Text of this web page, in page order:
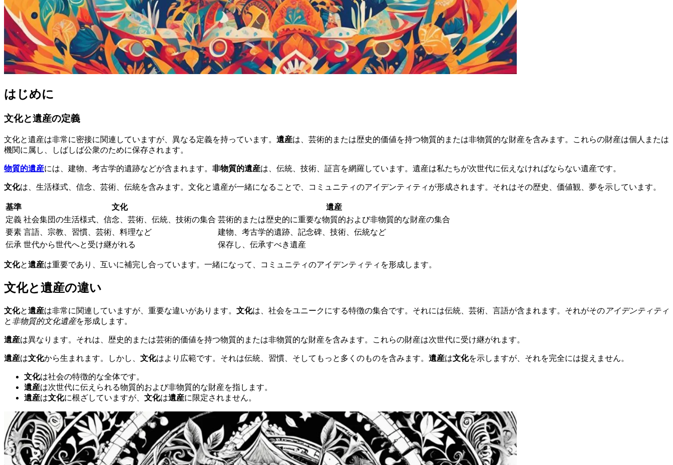
はじめに
文化と遺産の定義
文化と遺産は非常に密接に関連していますが、異なる定義を持っています。 遺産は、芸術的または歴史的価値を持つ物質的または非物質的な財産を含みます。これらの財産は個人または
機関に属し、しばしば公衆のために保存されます。
物質的遺産には、建物、考古学的遺跡などが含まれます。 非物質的遺産は、伝統、技術、証言を網羅しています。遺産は私たちが次世代に伝えなければならない遺産です。
文化は、生活様式、信念、芸術、伝統を含みます。文化と遺産が一緒になることで、コミュニティのアイデンティティが形成されます。それはその歴史、価値観、夢を示しています。
基準 文化
遺産
定義 社会集団の生活様式、信念、芸術、伝統、技術の集合 芸術的または歴史的に重要な物質的および非物質的な財産の集合
要素 言語、宗教、習慣、芸術、料理など
建物、考古学的遺跡、記念碑、技術、伝統など
伝承 世代から世代へと受け継がれる 保存し、伝承すべき遺産
文化と遺産は重要であり、互いに補完し合っています。一緒になって、コミュニティのアイデンティティを形成します。
文化と遺産の違い
文化と遺産は非常に関連していますが、重要な違いがあります。 文化は、社会をユニークにする特徴の集合です。それには伝統、芸術、言語が含まれます。それがその アイデンティティ
と 非物質的文化遺産を形成します。
遺産は異なります。それは、歴史的または芸術的価値を持つ物質的または非物質的な財産を含みます。これらの財産は次世代に受け継がれます。
遺産は文化から生まれます。しかし、 文化はより広範です。それは伝統、習慣、そしてもっと多くのものを含みます。 遺産は文化を示しますが、それを完全には捉えません。
文化は社会の特徴的な全体です。
遺産は次世代に伝えられる物質的および非物質的な財産を指します。
遺産は文化に根ざしていますが、 文化は遺産に限定されません。